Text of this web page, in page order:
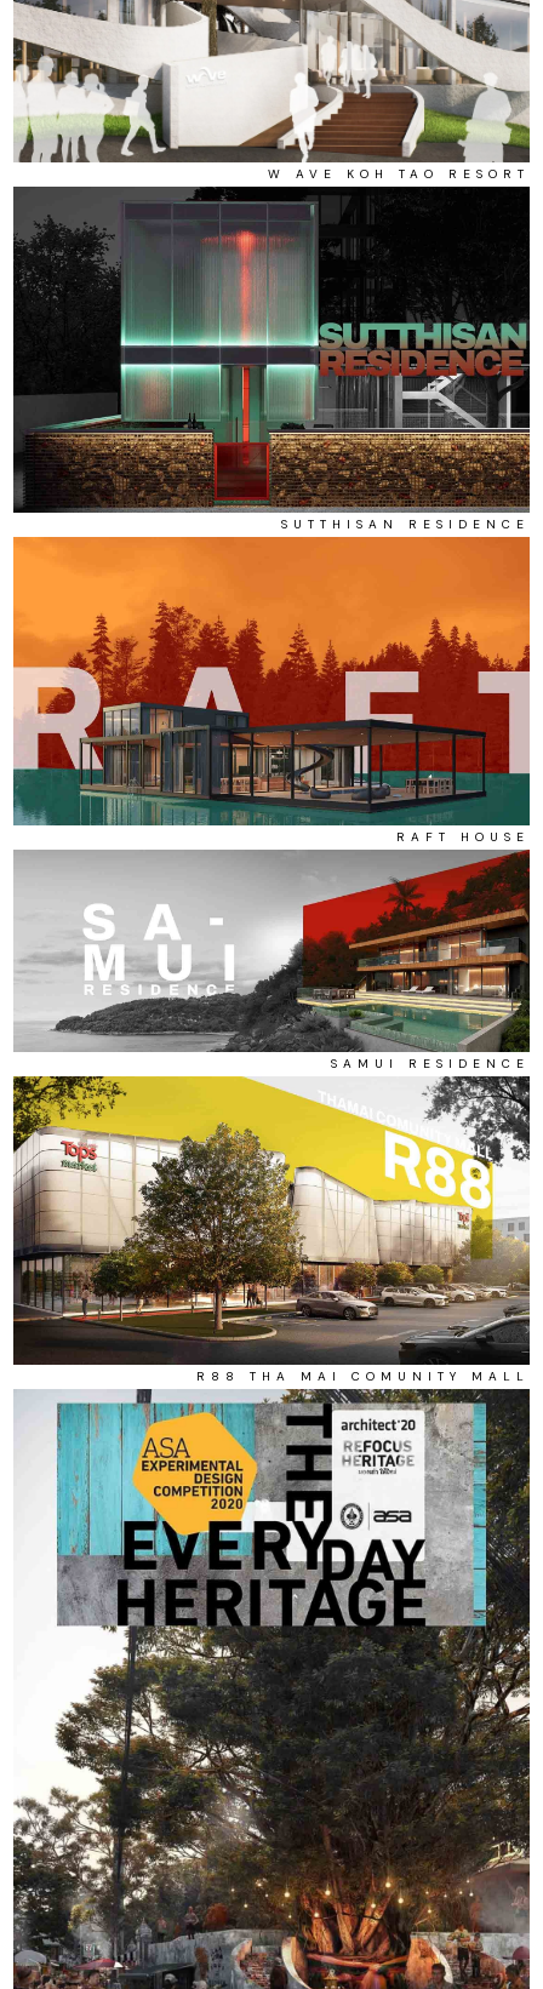
W AVE KOH TAO RESORT
SUTTHISAN RESIDENCE
RAFT HOUSE
SAMUI RESIDENCE
R88 THA MAI COMUNITY MALL